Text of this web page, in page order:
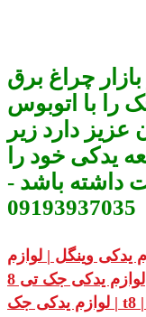
چراغ برق
را با اتوبوس
دارد زیر
یدکی خود را
داشته باشد -
09193937035
یدکی وینگل | لوازم
لوازم یدکی جک تی 8